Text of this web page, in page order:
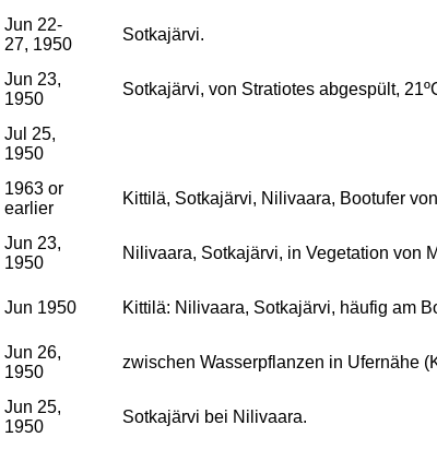
Jun 22-
27, 1950
Sotkajärvi.
Jun 23,
1950
Sotkajärvi, von Stratiotes abgespült,
Jul 25,
1950
1963 or
earlier
Kittilä, Sotkajärvi, Nilivaara, Bootufer
Jun 23,
1950
Nilivaara, Sotkajärvi, in Vegetation von
Jun 1950 Kittilä: Nilivaara, Sotkajärvi, häufig am
Jun 26,
1950
zwischen Wasserpflanzen in Ufernähe
Jun 25,
1950
Sotkajärvi bei Nilivaara.